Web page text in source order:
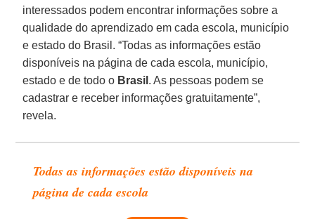
interessados podem encontrar informações sobre a
qualidade do aprendizado em cada escola, município
e estado do Brasil. “Todas as informações estão
disponíveis na página de cada escola, município,
estado e de todo o Brasil . As pessoas podem se
cadastrar e receber informações gratuitamente”,
revela.
Todas as informações estão disponíveis na
página de cada escola